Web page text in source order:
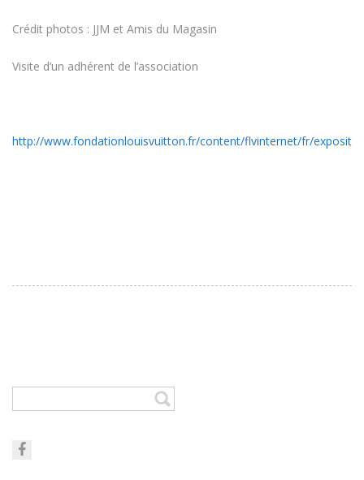
Crédit photos : JJM et Amis du Magasin
Visite d’un adhérent de l’association
http://www.fondationlouisvuitton.fr/content/flvinternet/fr/